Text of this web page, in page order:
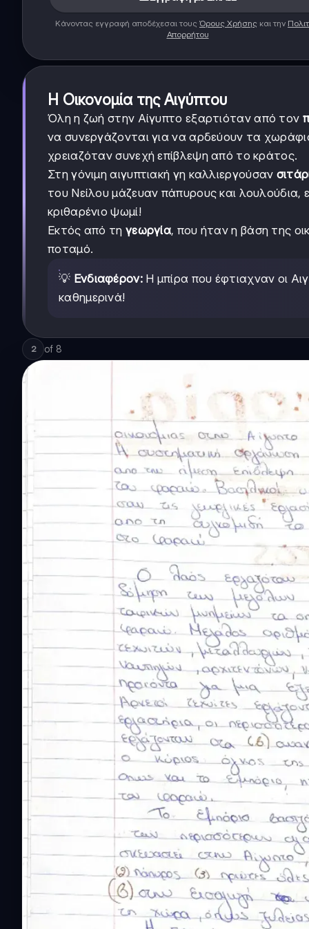
Κάνοντας εγγραφή αποδέχεσαι τους Όρους Χρήσης και την
Απορρήτου
Η Οικονομία της Αιγύπτου
Όλη η ζωή στην Αίγυπτο εξαρτιόταν από τον
να συνεργάζονται για να αρδεύουν τα
χρειαζόταν συνεχή επίβλεψη από το κράτος.
Στη γόνιμη αιγυπτιακή γη καλλιεργούσαν
του Νείλου μάζευαν πάπυρους και
κριθαρένιο ψωμί!
Εκτός από τη γεωργία, που ήταν η βάση της
ποταμό.
💡 Ενδιαφέρον:Η μπίρα που έφτιαχναν οι
καθημερινά!
2 of 8